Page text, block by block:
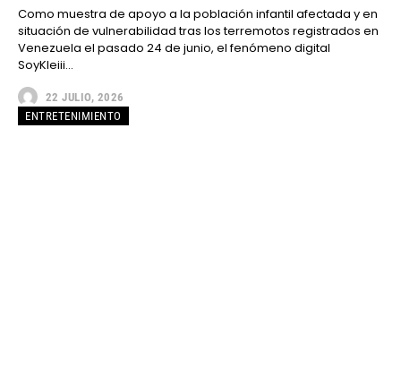
Como muestra de apoyo a la población infantil afectada y en
situación de vulnerabilidad tras los terremotos registrados en
Venezuela el pasado 24 de junio, el fenómeno digital
SoyKleiii...
22 JULIO, 2026
ENTRETENIMIENTO